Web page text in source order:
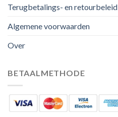
Terugbetalings- en retourbeleid
Algemene voorwaarden
Over
BETAALMETHODE